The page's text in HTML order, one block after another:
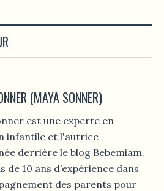
(MAYA SONNER)
est une experte en
infantile et l'autrice
derrière le blog Bebemiam.
de 10 ans d’expérience dans
des parents pour